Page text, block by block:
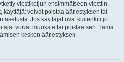
viestiketjun ensimmäiseen viestiin.
käyttäjät voivat poistaa äänestyksen tai
asetusta. Jos käyttäjät ovat kuitenkin jo
voivat muokata tai poistaa sen. Tämä
kesken äänestyksen.